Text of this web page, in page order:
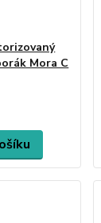
Mora C